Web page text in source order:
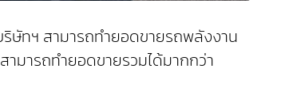
ริษัทฯ สามารถทำยอดขายรถพลังงาน
มารถทำยอดขายรวมได้มากกว่า